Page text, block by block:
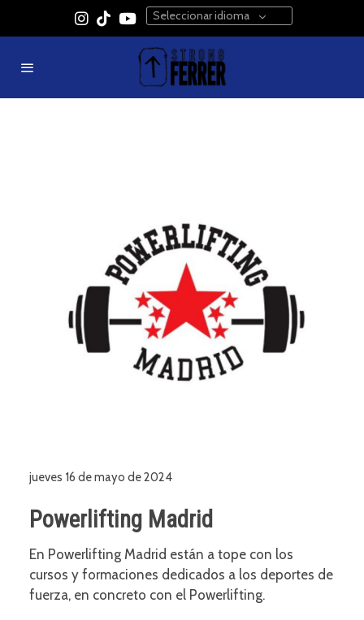
Seleccionar idioma
jueves 16 de mayo de 2024
Powerlifting Madrid
En Powerlifting Madrid están a tope con los
cursos y formaciones dedicados a los deportes de
fuerza, en concreto con el Powerlifting.